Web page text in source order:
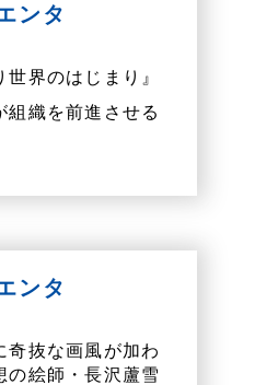
ンタ
世界のはじまり』
組織を前進させる
ンタ
奇抜な画風が加わ
の絵師・長沢蘆雪